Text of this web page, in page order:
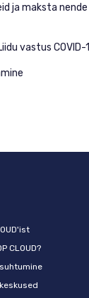
ja maksta nende
vastus COVID-
CLOUD?